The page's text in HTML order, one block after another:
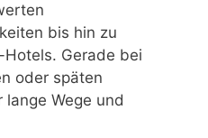
bis hin zu
Gerade bei
oder späten
Wege und